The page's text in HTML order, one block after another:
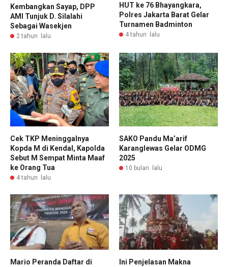
Kembangkan Sayap, DPP
AMI Tunjuk D. Silalahi
Sebagai Wasekjen
2 tahun lalu
HUT ke 76 Bhayangkara,
Polres Jakarta Barat Gelar
Turnamen Badminton
4 tahun lalu
Cek TKP Meninggalnya
Kopda M di Kendal, Kapolda
Sebut M Sempat Minta Maaf
ke Orang Tua
4 tahun lalu
SAKO Pandu Ma’arif
Karanglewas Gelar ODMG
2025
10 bulan lalu
Mario Peranda Daftar di
Ini Penjelasan Makna